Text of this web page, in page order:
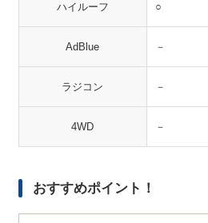
ハイルーフ ○
AdBlue －
ラジコン －
4WD －
おすすめポイント！